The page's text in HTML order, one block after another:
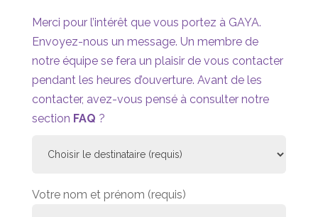
Merci pour l’intérêt que vous portez à GAYA.
Envoyez-nous un message. Un membre de
notre équipe se fera un plaisir de vous contacter
pendant les heures d’ouverture. Avant de les
contacter, avez-vous pensé à consulter notre
section FAQ ?
Votre nom et prénom (requis)